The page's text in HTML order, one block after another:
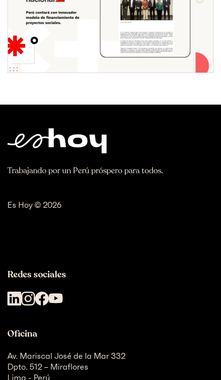
Trabajando por un Perú próspero para todos.
Es Hoy © 2026
Redes sociales
Oficina
Av. Mariscal José de la Mar 332
Dpto. 512 – Miraflores
Lima - Perú